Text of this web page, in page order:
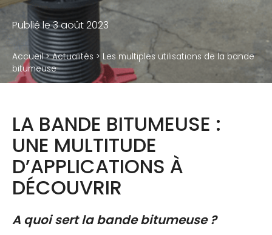
Accessoires
QUI SOMMES-NOUS
Notre usine de production
Notre politique RSE
RÉSERVÉ À NOS DISTRIBUTEURS
Calculateur de plots et calepinage terrasse
Publié le 3 août 2023
Accueil>Actualités > Les multiples utilisations de la bande
bitumeuse
LA BANDE BITUMEUSE :
UNE MULTITUDE
D’APPLICATIONS À
DÉCOUVRIR
A quoi sert la bande bitumeuse ?